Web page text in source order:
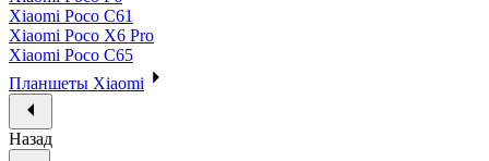
Xiaomi Poco C61
Xiaomi Poco X6 Pro
Xiaomi Poco C65
Планшеты Xiaomi
Назад